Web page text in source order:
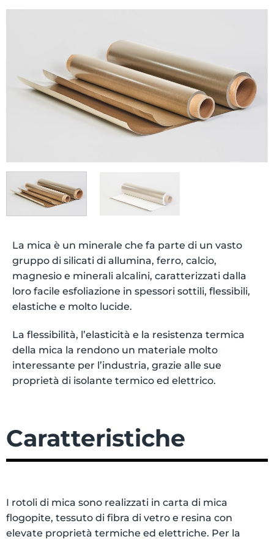
La mica è un minerale che fa parte di un vasto
gruppo di silicati di allumina, ferro, calcio,
magnesio e minerali alcalini, caratterizzati dalla
loro facile esfoliazione in spessori sottili, flessibili,
elastiche e molto lucide.
La flessibilità, l’elasticità e la resistenza termica
della mica la rendono un materiale molto
interessante per l’industria, grazie alle sue
proprietà di isolante termico ed elettrico.
Caratteristiche
I rotoli di mica sono realizzati in carta di mica
flogopite, tessuto di fibra di vetro e resina con
elevate proprietà termiche ed elettriche. Per la